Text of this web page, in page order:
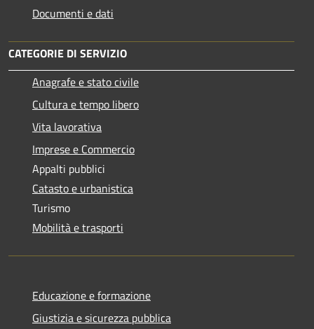
Documenti e dati
CATEGORIE DI SERVIZIO
Anagrafe e stato civile
Cultura e tempo libero
Vita lavorativa
Imprese e Commercio
Appalti pubblici
Catasto e urbanistica
Turismo
Mobilità e trasporti
Educazione e formazione
Giustizia e sicurezza pubblica